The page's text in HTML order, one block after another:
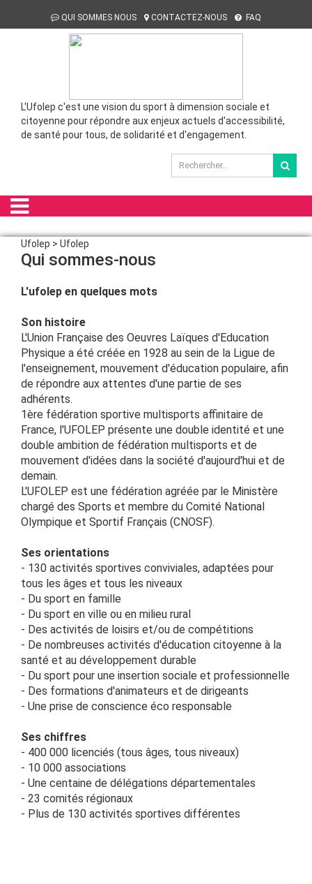
QUI SOMMES NOUS CONTACTEZ-NOUS FAQ
L'Ufolep c'est une vision du sport à dimension sociale et
citoyenne pour répondre aux enjeux actuels d'accessibilité,
de santé pour tous, de solidarité et d'engagement.
Ufolep > Ufolep
Qui sommes-nous
L'ufolep en quelques mots
Son histoire
L'Union Française des Oeuvres Laïques d'Education
Physique a été créée en 1928 au sein de la Ligue de
l'enseignement, mouvement d'éducation populaire, afin
de répondre aux attentes d'une partie de ses
adhérents.
1ère fédération sportive multisports affinitaire de
France, l'UFOLEP présente une double identité et une
double ambition de fédération multisports et de
mouvement d'idées dans la société d'aujourd'hui et de
demain.
L'UFOLEP est une fédération agréée par le Ministère
chargé des Sports et membre du Comité National
Olympique et Sportif Français (CNOSF).
Ses orientations
- 130 activités sportives conviviales, adaptées pour
tous les âges et tous les niveaux
- Du sport en famille
- Du sport en ville ou en milieu rural
- Des activités de loisirs et/ou de compétitions
- De nombreuses activités d'éducation citoyenne à la
santé et au développement durable
- Du sport pour une insertion sociale et professionnelle
- Des formations d'animateurs et de dirigeants
- Une prise de conscience éco responsable
Ses chiffres
- 400 000 licenciés (tous âges, tous niveaux)
- 10 000 associations
- Une centaine de délégations départementales
- 23 comités régionaux
- Plus de 130 activités sportives différentes